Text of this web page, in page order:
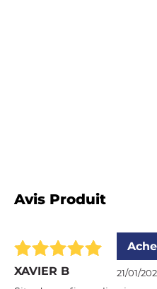
Avis Produit
XAVIER B 21/01/